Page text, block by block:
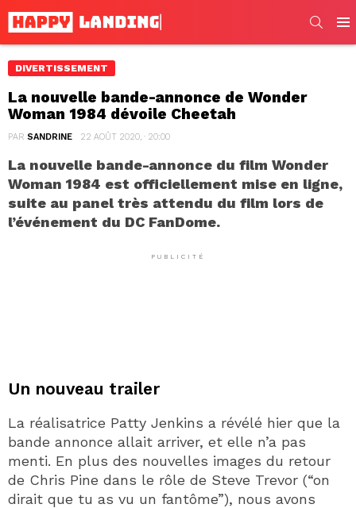
DIVERTISSEMENT
La nouvelle bande-annonce de Wonder
Woman 1984 dévoile Cheetah
PAR SANDRINE 22 AOÛT 2020, · 20:00
La nouvelle bande-annonce du film Wonder
Woman 1984 est officiellement mise en ligne,
suite au panel très attendu du film lors de
l’événement du DC FanDome.
PUBLICITÉ
Un nouveau trailer
La réalisatrice Patty Jenkins a révélé hier que la
bande annonce allait arriver, et elle n’a pas
menti. En plus des nouvelles images du retour
de Chris Pine dans le rôle de Steve Trevor (“on
dirait que tu as vu un fantôme”), nous avons